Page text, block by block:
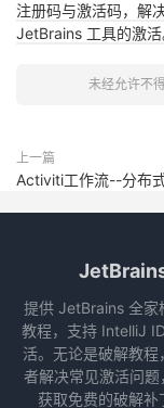
注册码与激活码，解
JetBrains 工具的激活
未经允许不得
上一篇
Activiti工作流--分布
提供 JetBrains 全家
教程，支持 IntelliJ
活。无论是破解教
者解决常见激活问题
获取免费的破解